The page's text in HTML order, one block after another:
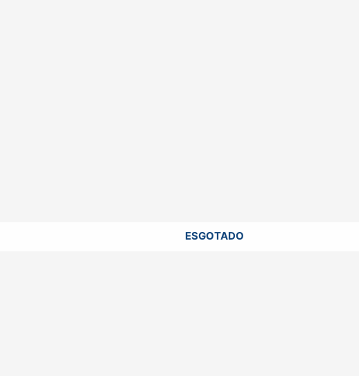
ESGOTADO